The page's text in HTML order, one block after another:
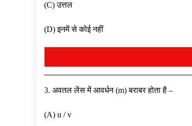
(C) उत्तल
(D) इनमें से कोई नहीं
3. अवतल लेंस में आवर्धन (m) बराबर होता है –
(A) u / v